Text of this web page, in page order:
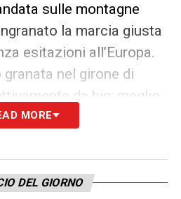
sulle montagne
la marcia giusta
esitazioni all’Europa.
nel girone di
da big: meglio
Mazzarri
Tradotto anche in
tenendo conto soltanto
MORE
DEL GIORNO